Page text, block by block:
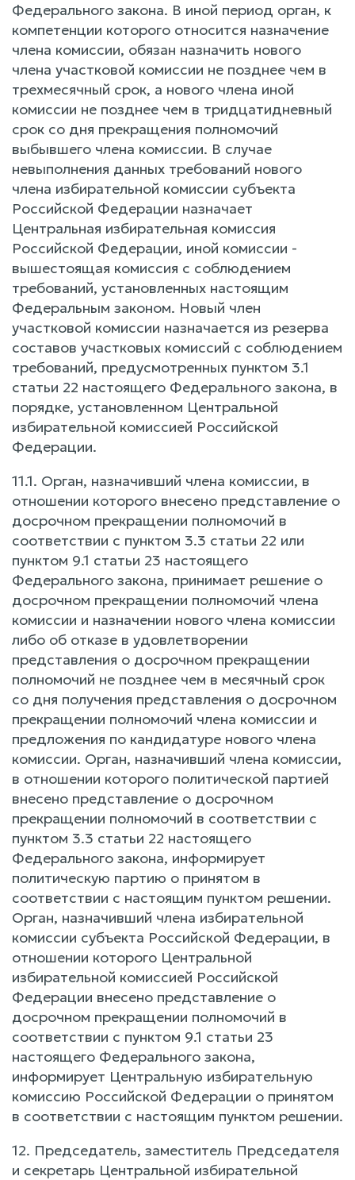
Федерального закона. В иной период орган, к
компетенции которого относится назначение
члена комиссии, обязан назначить нового
члена участковой комиссии не позднее чем в
трехмесячный срок, а нового члена иной
комиссии не позднее чем в тридцатидневный
срок со дня прекращения полномочий
выбывшего члена комиссии. В случае
невыполнения данных требований нового
члена избирательной комиссии субъекта
Российской Федерации назначает
Центральная избирательная комиссия
Российской Федерации, иной комиссии -
вышестоящая комиссия с соблюдением
требований, установленных настоящим
Федеральным законом. Новый член
участковой комиссии назначается из резерва
составов участковых комиссий с соблюдением
требований, предусмотренных пунктом 3.1
статьи 22 настоящего Федерального закона, в
порядке, установленном Центральной
избирательной комиссией Российской
Федерации.
11.1. Орган, назначивший члена комиссии, в
отношении которого внесено представление о
досрочном прекращении полномочий в
соответствии с пунктом 3.3 статьи 22 или
пунктом 9.1 статьи 23 настоящего
Федерального закона, принимает решение о
досрочном прекращении полномочий члена
комиссии и назначении нового члена комиссии
либо об отказе в удовлетворении
представления о досрочном прекращении
полномочий не позднее чем в месячный срок
со дня получения представления о досрочном
прекращении полномочий члена комиссии и
предложения по кандидатуре нового члена
комиссии. Орган, назначивший члена комиссии,
в отношении которого политической партией
внесено представление о досрочном
прекращении полномочий в соответствии с
пунктом 3.3 статьи 22 настоящего
Федерального закона, информирует
политическую партию о принятом в
соответствии с настоящим пунктом решении.
Орган, назначивший члена избирательной
комиссии субъекта Российской Федерации, в
отношении которого Центральной
избирательной комиссией Российской
Федерации внесено представление о
досрочном прекращении полномочий в
соответствии с пунктом 9.1 статьи 23
настоящего Федерального закона,
информирует Центральную избирательную
комиссию Российской Федерации о принятом
в соответствии с настоящим пунктом решении.
12. Председатель, заместитель Председателя
и секретарь Центральной избирательной